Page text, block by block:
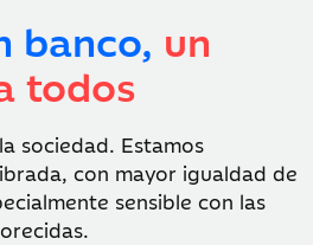
banco, un
todos
sociedad. Estamos
con mayor igualdad de
sensible con las